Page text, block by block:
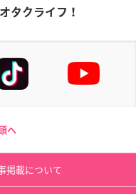
タクライフ！
へ
掲載について